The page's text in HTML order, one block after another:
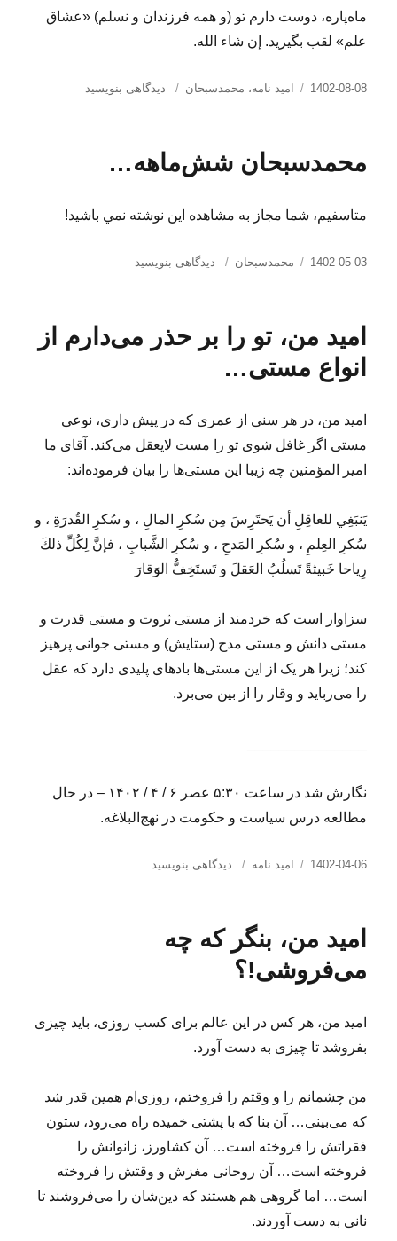
ماه‌پاره، دوست دارم تو (و همه فرزندان و نسلم) «عشاق
علم» لقب بگیرید. إن شاء الله.
ارسال
1402-08-08 دسته‌ها
امید نامه، محمدسبحان
برای
علم
دیدگاهی بنویسید
محمدسبحان شش‌ماهه…
متاسفيم، شما مجاز به مشاهده اين نوشته نمي باشيد!
ارسال
1402-05-03 دسته‌ها
محمدسبحان
برای
دیدگاهی بنویسید
امید من، تو را بر حذر می‌دارم از
انواع مستی…
امید من، در هر سنی از عمری که در پیش داری، نوعی
مستی اگر غافل شوی تو را مست لایعقل می‌کند. آقای ما
امیر المؤمنین چه زیبا این مستی‌ها را بیان فرموده‌اند:
يَنبَغِي للعاقِلِ أن يَحتَرِسَ مِن سُكرِ المالِ ، و سُكرِ القُدرَةِ ، و
سُكرِ العِلمِ ، و سُكرِ المَدحِ ، و سُكرِ الشَّبابِ ، فإنَّ لِكُلِّ ذلكَ
رِياحا خَبيثةً تَسلُبُ العَقلَ و تَستَخِفُّ الوَقارَ
سزاوار است كه خردمند از مستى ثروت و مستى قدرت و
مستى دانش و مستى مدح (ستايش) و مستى جوانى پرهيز
كند؛ زيرا هر يک از اين مستی‌ها بادهاى پليدى دارد كه عقل
را مى‌ربايد و وقار را از بين مى‌برد.
نگارش شد در ساعت ۵:۳۰ عصر ۶ / ۴ / ۱۴۰۲ – در حال
مطالعه درس سیاست و حکومت در نهج‌البلاغه.
ارسال
1402-04-06 دسته‌ها
امید نامه
برای
بر
انواع
مستی…
دیدگاهی بنویسید
امید من، بنگر که چه
می‌فروشی!؟
امید من، هر کس در این عالم برای کسب روزی، باید چیزی
بفروشد تا چیزی به دست آورد.
من چشمانم را و وقتم را فروختم، روزی‌ام همین قدر شد
که می‌بینی… آن بنا که با پشتی خمیده راه می‌رود، ستون
فقراتش را فروخته است… آن کشاورز، زانوانش را
فروخته است… آن روحانی مغزش و وقتش را فروخته
است… اما گروهی هم هستند که دین‌شان را می‌فروشند تا
نانی به دست آوردند.